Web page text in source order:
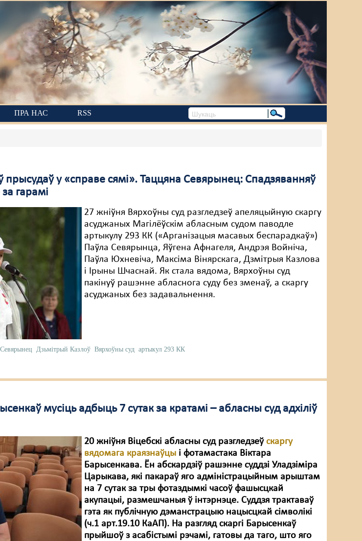
ПРА НАС RSS
прысудаў у «справе сямі». Таццяна Севярынец: Спадзяванняў
гарамі
27 жніўня Вярхоўны суд разгледзеў апеляцыйную скаргу
асуджаных Магілёўскім абласным судом паводле
артыкулу 293 КК («Арганізацыя масавых беспарадкаў»)
Паўла Севярынца, Яўгена Афнагеля, Андрэя Войніча,
Паўла Юхневіча, Максіма Вінярскага, Дзмітрыя Казлова
і Ірыны Шчаснай. Як стала вядома, Вярхоўны суд
пакінуў рашэнне абласнога суду без зменаў, а скаргу
асуджаных без задавальнення.
Дзьмітрый Казлоў Вярхоўны суд артыкул 293 КК
мусіць адбыць 7 сутак за кратамі – абласны суд адхіліў
20 жніўня Віцебскі абласны суд разгледзеўскаргу
вядомага краязнаўцы і фотамастака Віктара
Барысенкава. Ён абскардзіў рашэнне суддзі Уладзіміра
Царыкава, які пакараў яго адміністрацыйным арыштам
на 7 сутак за тры фотаздымкі часоў фашысцкай
акупацыі, размешчаныя ў інтэрнэце. Суддзя трактаваў
гэта як публічную дэманстрацыю нацысцкай сімволікі
(ч.1 арт.19.10 КаАП). На разгляд скаргі Барысенкаў
прыйшоў з асабістымі рэчамі, гатовы да таго, што яго